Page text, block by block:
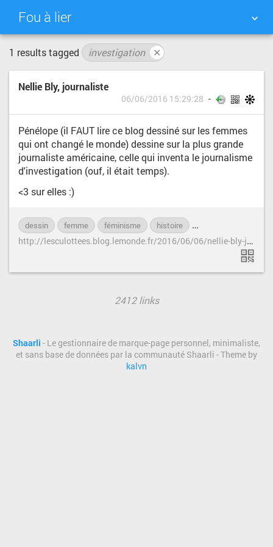
Fou à lier
NUAGE DE TAGS
QUOTIDIEN
1 results tagged investigation ✕
Nellie Bly, journaliste
06/06/2016 15:29:28
Pénélope (il FAUT lire ce blog dessiné sur les femmes
qui ont changé le monde) dessine sur la plus grande
journaliste américaine, celle qui inventa le journalisme
d'investigation (ouf, il était temps).
<3 sur elles :)
dessin femme féminisme histoire
h
ttp://lesculottees.blog.lemonde.fr/2016/06/06/nellie-bly-journaliste/
2412 links
Shaarli - Le gestionnaire de marque-page personnel, minimaliste,
et sans base de données par la communauté Shaarli - Theme by
kalvn